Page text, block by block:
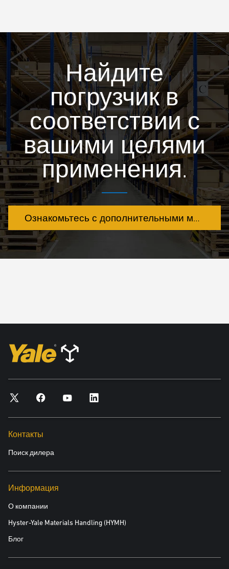
Найдите
погрузчик в
соответствии с
вашими целями
применения.
Ознакомьтесь с дополнительными моделями
Контакты
Поиск дилера
Информация
О компании
Hyster-Yale Materials Handling (HYMH)
Блог